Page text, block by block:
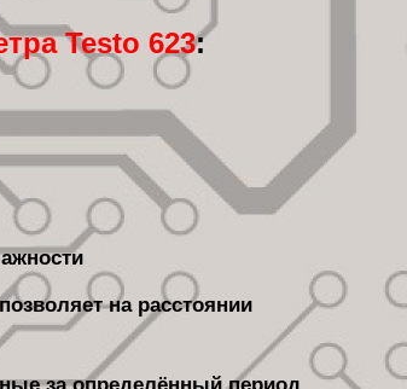
Testo 623:
на расстоянии